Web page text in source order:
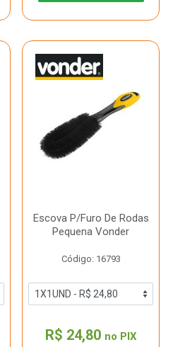
Escova P/Furo De Rodas
Pequena Vonder
Código: 16793
R$ 24,80 no PIX